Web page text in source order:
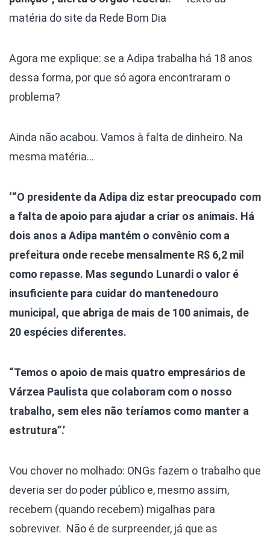
matéria do site da Rede Bom Dia
Agora me explique: se a Adipa trabalha há 18 anos
dessa forma, por que só agora encontraram o
problema?
Ainda não acabou. Vamos à falta de dinheiro. Na
mesma matéria…
‘“O presidente da Adipa diz estar preocupado com
a falta de apoio para ajudar a criar os animais. Há
dois anos a Adipa mantém o convênio com a
prefeitura onde recebe mensalmente R$ 6,2 mil
como repasse. Mas segundo Lunardi o valor é
insuficiente para cuidar do mantenedouro
municipal, que abriga de mais de 100 animais, de
20 espécies diferentes.
“Temos o apoio de mais quatro empresários de
Várzea Paulista que colaboram com o nosso
trabalho, sem eles não teríamos como manter a
estrutura”.’
Vou chover no molhado: ONGs fazem o trabalho que
deveria ser do poder público e, mesmo assim,
recebem (quando recebem) migalhas para
sobreviver. Não é de surpreender, já que as